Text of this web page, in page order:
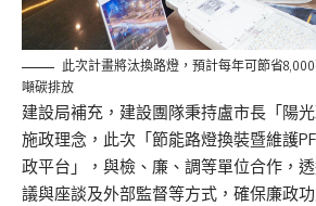
此次計畫將汰換路燈，預計每年可節省
噸碳排放
建設局補充，建設團隊秉持盧市長「陽
施政理念，此次「節能路燈換裝暨維護
政平台」，與檢、廉、調等單位合作，
議與座談及外部監督等方式，確保廉政